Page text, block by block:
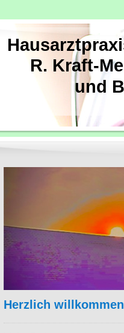
R. Kraft-
und
Herzlich